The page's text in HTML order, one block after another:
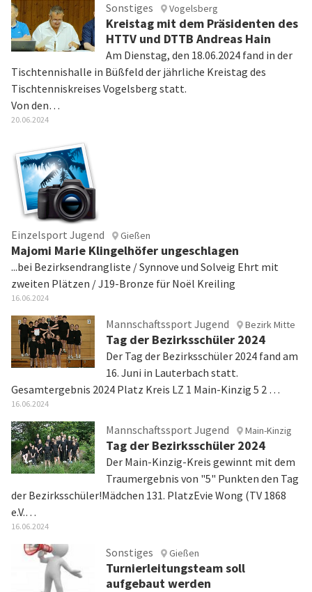
Sonstiges Vogelsberg
Kreistag mit dem Präsidenten des
HTTV und DTTB Andreas Hain
Am Dienstag, den 18.06.2024 fand in der
Tischtennishalle in Büßfeld der jährliche Kreistag des
Tischtenniskreises Vogelsberg statt.
Von den…
20.06.2024
Einzelsport Jugend Gießen
Majomi Marie Klingelhöfer ungeschlagen
...bei Bezirksendrangliste / Synnove und Solveig Ehrt mit
zweiten Plätzen / J19-Bronze für Noël Kreiling
16.06.2024
Mannschaftssport Jugend Bezirk Mitte
Tag der Bezirksschüler 2024
Der Tag der Bezirksschüler 2024 fand am
16. Juni in Lauterbach statt.
Gesamtergebnis 2024 Platz Kreis LZ 1 Main-Kinzig 5 2 …
16.06.2024
Mannschaftssport Jugend Main-Kinzig
Tag der Bezirksschüler 2024
Der Main-Kinzig-Kreis gewinnt mit dem
Traumergebnis von "5" Punkten den Tag
der Bezirksschüler!Mädchen 131. PlatzEvie Wong (TV 1868
e.V.…
16.06.2024
Sonstiges Gießen
Turnierleitungsteam soll
aufgebaut werden